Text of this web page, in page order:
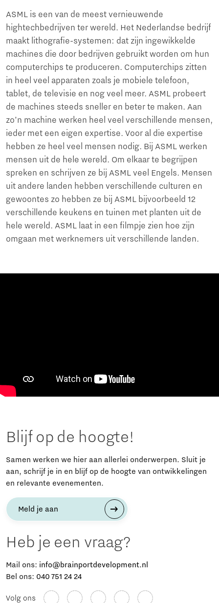
ASML is een van de meest vernieuwende
hightechbedrijven ter wereld. Het Nederlandse bedrijf
maakt lithografie-systemen: dat zijn ingewikkelde
machines die door bedrijven gebruikt worden om hun
computerchips te produceren. Computerchips zitten
in heel veel apparaten zoals je mobiele telefoon,
tablet, de televisie en nog veel meer. ASML probeert
de machines steeds sneller en beter te maken. Aan
zo’n machine werken heel veel verschillende mensen,
ieder met een eigen expertise. Voor al die expertise
hebben ze heel veel mensen nodig. Bij ASML werken
mensen uit de hele wereld. Om elkaar te begrijpen
spreken en schrijven ze bij ASML veel Engels. Mensen
uit andere landen hebben verschillende culturen en
gewoontes zo hebben ze bij ASML bijvoorbeeld 12
verschillende keukens en tuinen met planten uit de
hele wereld. ASML laat in een filmpje zien hoe zijn
omgaan met werknemers uit verschillende landen.
Blijf op de hoogte!
Samen werken we hier aan allerlei onderwerpen. Sluit je
aan, schrijf je in en blijf op de hoogte van ontwikkelingen
en relevante evenementen.
Meld je aan
Heb je een vraag?
Mail ons: info@brainportdevelopment.nl
Bel ons: 040 751 24 24
Volg ons